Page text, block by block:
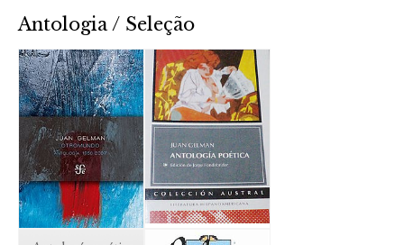
Antologia / Seleção